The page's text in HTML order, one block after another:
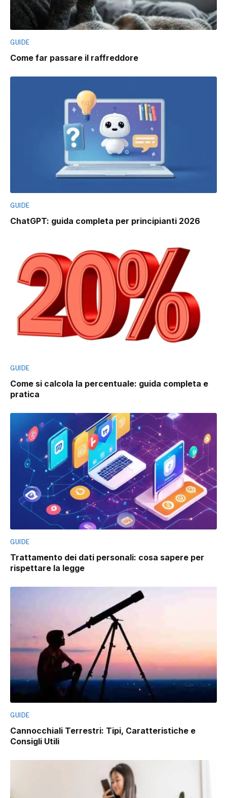
GUIDE
Come far passare il raffreddore
GUIDE
ChatGPT: guida completa per principianti 2026
GUIDE
Come si calcola la percentuale: guida completa e
pratica
GUIDE
Trattamento dei dati personali: cosa sapere per
rispettare la legge
GUIDE
Cannocchiali Terrestri: Tipi, Caratteristiche e
Consigli Utili